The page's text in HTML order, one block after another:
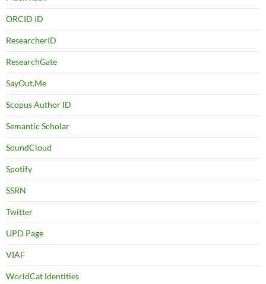
ORCID iD
ResearcherID
ResearchGate
SayOut.Me
Scopus Author ID
Semantic Scholar
SoundCloud
Spotify
SSRN
Twitter
UPD Page
VIAF
WorldCat Identities